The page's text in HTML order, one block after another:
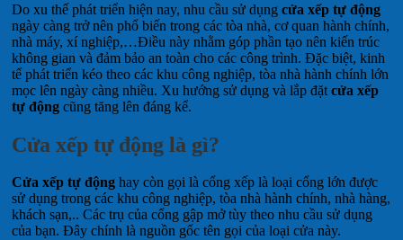
Do xu thế phát triển hiện nay, nhu cầu sử dụng cửa xếp tự động
ngày càng trở nên phổ biến trong các tòa nhà, cơ quan hành chính,
nhà máy, xí nghiệp,…Điều này nhằm góp phần tạo nên kiến ​​trúc
không gian và đảm bảo an toàn cho các công trình. Đặc biệt, kinh
tế phát triển kéo theo các khu công nghiệp, tòa nhà hành chính lớn
mọc lên ngày càng nhiều. Xu hướng sử dụng và lắp đặt cửa xếp
tự động cũng tăng lên đáng kể.
Cửa xếp tự động là gì?
Cửa xếp tự động hay còn gọi là cổng xếp là loại cổng lớn được
sử dụng trong các khu công nghiệp, tòa nhà hành chính, nhà hàng,
khách sạn,.. Các trụ của cổng gập mở tùy theo nhu cầu sử dụng
của bạn. Đây chính là nguồn gốc tên gọi của loại cửa này.